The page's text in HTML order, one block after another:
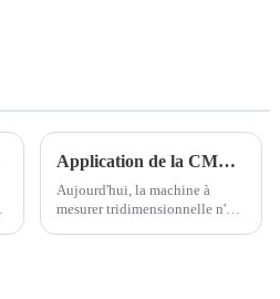
Application de la CMM dans le système de fabrication
Aujourd'hui, la machine à
mesurer tridimensionnelle n'est